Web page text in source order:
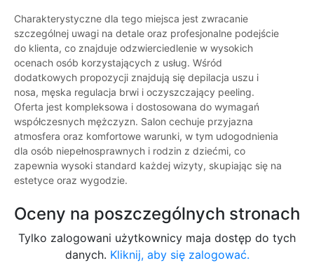
Charakterystyczne dla tego miejsca jest zwracanie
szczególnej uwagi na detale oraz profesjonalne podejście
do klienta, co znajduje odzwierciedlenie w wysokich
ocenach osób korzystających z usług. Wśród
dodatkowych propozycji znajdują się depilacja uszu i
nosa, męska regulacja brwi i oczyszczający peeling.
Oferta jest kompleksowa i dostosowana do wymagań
współczesnych mężczyzn. Salon cechuje przyjazna
atmosfera oraz komfortowe warunki, w tym udogodnienia
dla osób niepełnosprawnych i rodzin z dziećmi, co
zapewnia wysoki standard każdej wizyty, skupiając się na
estetyce oraz wygodzie.
Oceny na poszczególnych stronach
Tylko zalogowani użytkownicy maja dostęp do tych
danych. Kliknij, aby się zalogować.